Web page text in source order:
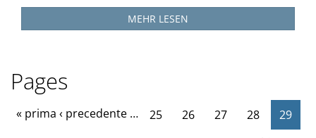
MEHR LESEN
Pages
« prima ‹ precedente … 25 26 27 28
29